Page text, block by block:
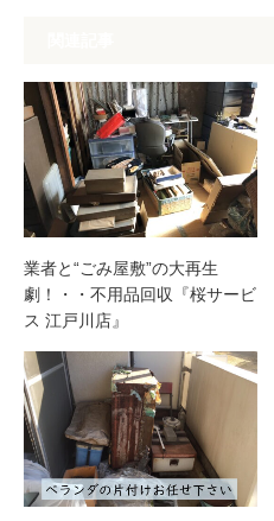
業者と“ごみ屋敷”の大再生
劇！・・不用品回収『桜サービ
ス 江戸川店』